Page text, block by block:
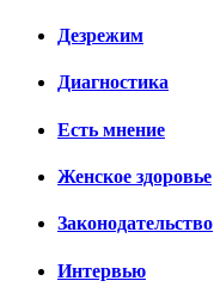
Дезрежим
Диагностика
Есть мнение
Женское здоровье
Законодательство
Интервью